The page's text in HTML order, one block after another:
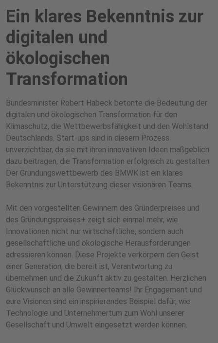
Ein klares Bekenntnis zur
digitalen und
ökologischen
Transformation
Bundesminister Robert Habeck betonte die Bedeutung der
digitalen und ökologischen Transformation für den
Klimaschutz, die Wettbewerbsfähigkeit und den Wohlstand
Deutschlands. Start-ups sind in diesem Prozess
unverzichtbar, da sie mit ihren innovativen Ideen maßgeblich
dazu beitragen, die Transformation erfolgreich zu gestalten.
Der Gründungswettbewerb des BMWK ist ein klares
Bekenntnis zur Unterstützung dieser visionären Teams.
Mit den vorgestellten Gewinnern des Gründerpreises und
des Gründungspreises+ zeigt sich einmal mehr, wie
Innovationen nicht nur wirtschaftliche, sondern auch
gesellschaftliche und ökologische Herausforderungen
adressieren können. Diese Projekte verkörpern den Geist
einer Generation, die bereit ist, Verantwortung zu
übernehmen und die Zukunft aktiv zu gestalten. Herzlichen
Glückwunsch an alle Gewinnerteams! Ihr Engagement und
eure Visionen sind ein inspirierendes Beispiel dafür, wie
Technologie und Unternehmertum zum Wohl unserer
Gesellschaft und Umwelt eingesetzt werden können.